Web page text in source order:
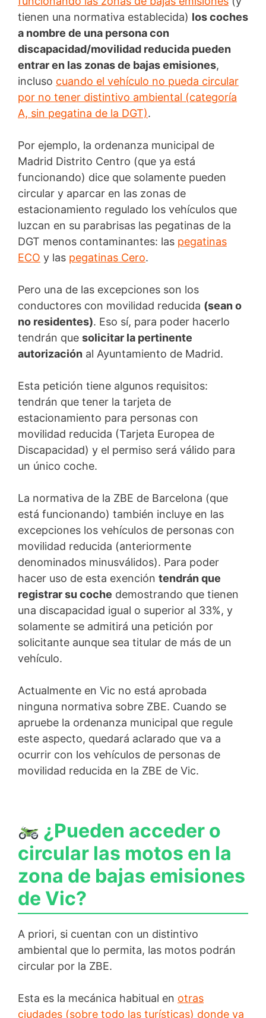
tienen una normativa establecida) los coches
a nombre de una persona con
discapacidad/movilidad reducida pueden
entrar en las zonas de bajas emisiones,
incluso cuando el vehículo no pueda circular
por no tener distintivo ambiental (categoría
A, sin pegatina de la DGT).
Por ejemplo, la ordenanza municipal de
Madrid Distrito Centro (que ya está
funcionando) dice que solamente pueden
circular y aparcar en las zonas de
estacionamiento regulado los vehículos que
luzcan en su parabrisas las pegatinas de la
DGT menos contaminantes: las pegatinas
ECO y las pegatinas Cero.
Pero una de las excepciones son los
conductores con movilidad reducida (sean o
no residentes). Eso sí, para poder hacerlo
tendrán que solicitar la pertinente
autorización al Ayuntamiento de Madrid.
Esta petición tiene algunos requisitos:
tendrán que tener la tarjeta de
estacionamiento para personas con
movilidad reducida (Tarjeta Europea de
Discapacidad) y el permiso será válido para
un único coche.
La normativa de la ZBE de Barcelona (que
está funcionando) también incluye en las
excepciones los vehículos de personas con
movilidad reducida (anteriormente
denominados minusválidos). Para poder
hacer uso de esta exención tendrán que
registrar su coche demostrando que tienen
una discapacidad igual o superior al 33%, y
solamente se admitirá una petición por
solicitante aunque sea titular de más de un
vehículo.
Actualmente en Vic no está aprobada
ninguna normativa sobre ZBE. Cuando se
apruebe la ordenanza municipal que regule
este aspecto, quedará aclarado que va a
ocurrir con los vehículos de personas de
movilidad reducida en la ZBE de Vic.
¿Pueden acceder o
circular las motos en la
zona de bajas emisiones
de Vic?
A priori, si cuentan con un distintivo
ambiental que lo permita, las motos podrán
circular por la ZBE.
Esta es la mecánica habitual en otras
ciudades (sobre todo las turísticas) donde ya